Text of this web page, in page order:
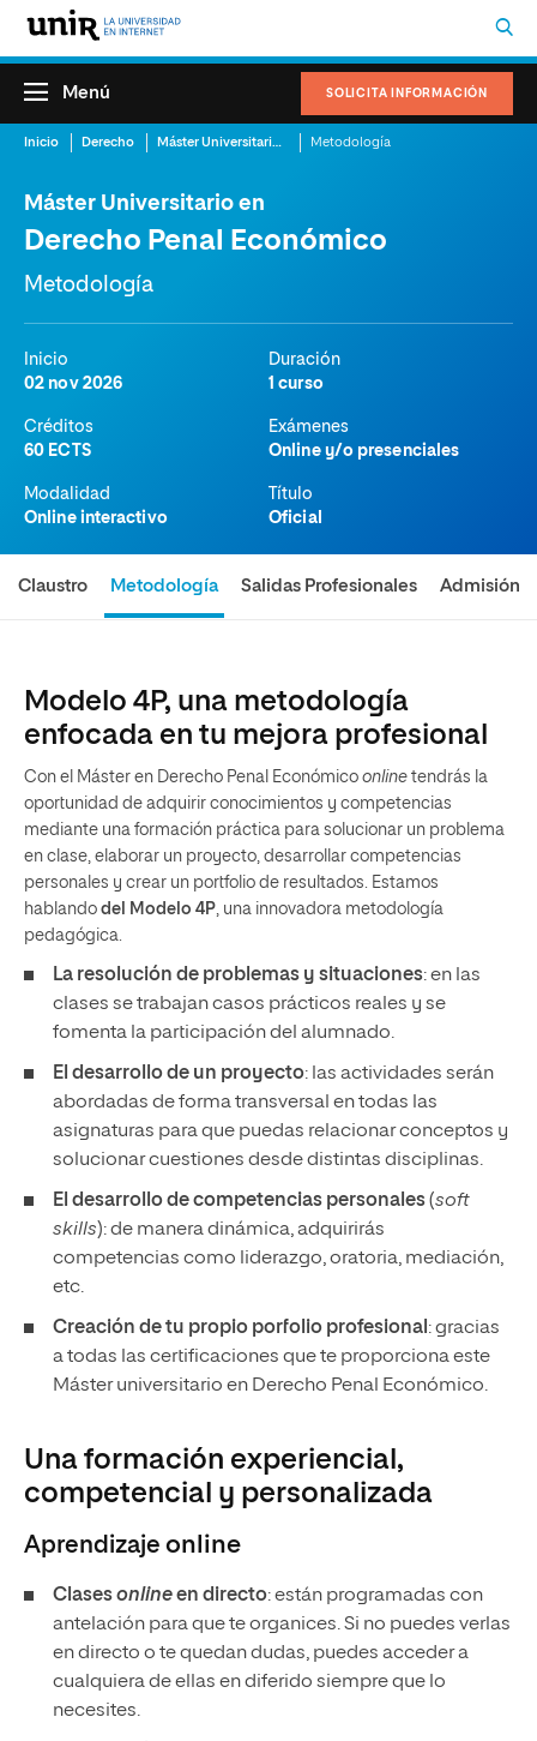
SOLICITA INFORMACIÓN
Menú
Inicio Derecho Máster Universitario en Derecho Penal Económico Metodología
Máster Universitario en
Derecho Penal Económico
Metodología
Inicio
02 nov 2026
Duración
1 curso
Créditos
60 ECTS
Exámenes
Online y/o presenciales
Modalidad
Online interactivo
Título
Oficial
Claustro Metodología Salidas Profesionales Admisión
Modelo 4P, una metodología
enfocada en tu mejora profesional
Con el Máster en Derecho Penal Económico online tendrás la
oportunidad de adquirir conocimientos y competencias
mediante una formación práctica para solucionar un problema
en clase, elaborar un proyecto, desarrollar competencias
personales y crear un portfolio de resultados. Estamos
hablando del Modelo 4P, una innovadora metodología
pedagógica.
La resolución de problemas y situaciones: en las
clases se trabajan casos prácticos reales y se
fomenta la participación del alumnado.
El desarrollo de un proyecto: las actividades serán
abordadas de forma transversal en todas las
asignaturas para que puedas relacionar conceptos y
solucionar cuestiones desde distintas disciplinas.
El desarrollo de competencias personales(soft
skills): de manera dinámica, adquirirás
competencias como liderazgo, oratoria, mediación,
etc.
Creación de tu propio porfolio profesional : gracias
a todas las certificaciones que te proporciona este
Máster universitario en Derecho Penal Económico.
Una formación experiencial,
competencial y personalizada
Aprendizaje online
Clasesonlineen directo: están programadas con
antelación para que te organices. Si no puedes verlas
en directo o te quedan dudas, puedes acceder a
cualquiera de ellas en diferido siempre que lo
necesites.